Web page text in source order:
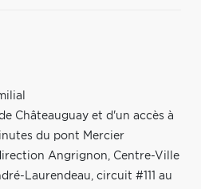
Châteauguay et d'un accès à
du pont Mercier
Angrignon, Centre-Ville
Laurendeau, circuit #111 au